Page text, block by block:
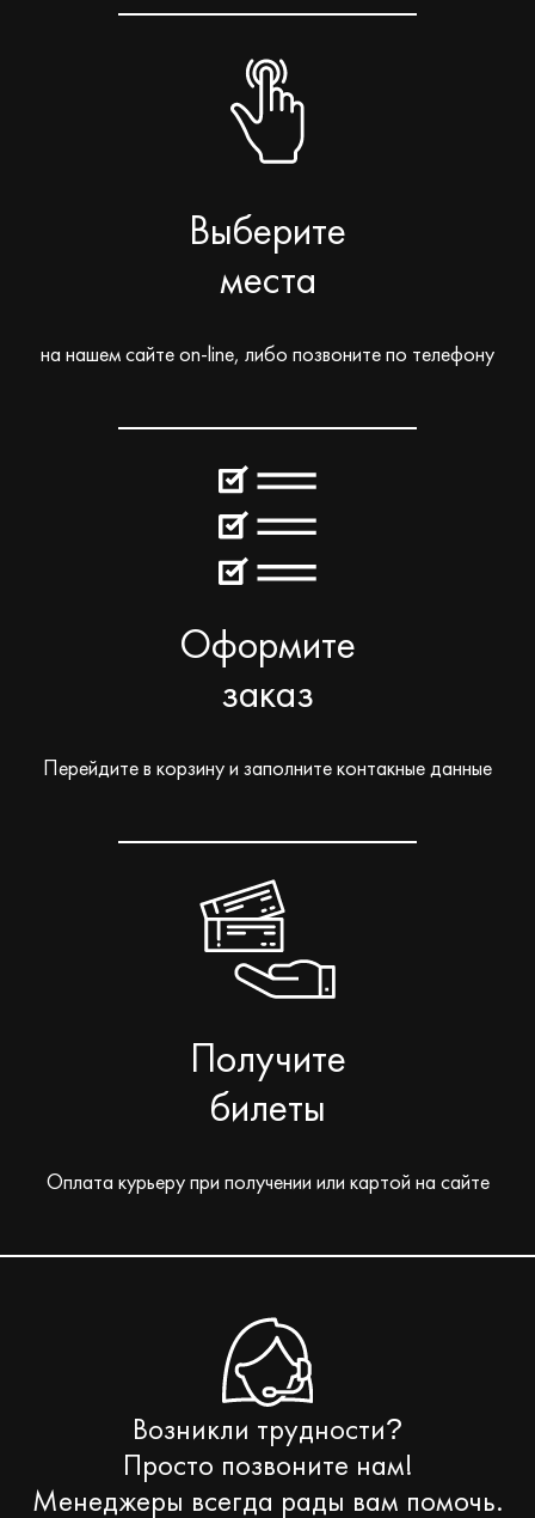
Выберите
места
на нашем сайте on-line, либо позвоните по телефону
Оформите
заказ
Перейдите в корзину и заполните контакные данные
Получите
билеты
Оплата курьеру при получении или картой на сайте
Возникли трудности?
Просто позвоните нам!
Менеджеры всегда рады вам помочь.